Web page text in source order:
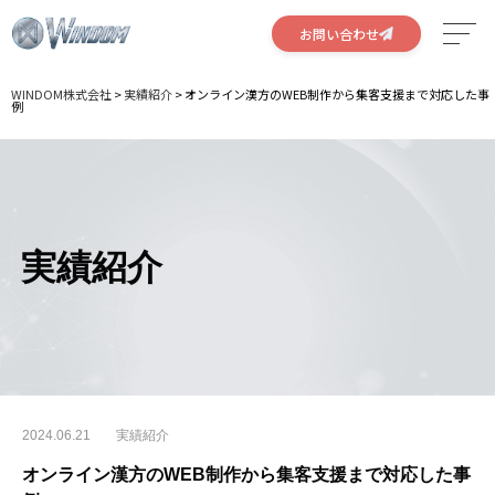
お問い合わせ
サービス
WINDOM株式会社>実績紹介>オンライン漢方のWEB制作から集客支援まで対応した事
例
実績紹介
2024.06.21 実績紹介
オンライン漢方のWEB制作から集客支援まで対応した事